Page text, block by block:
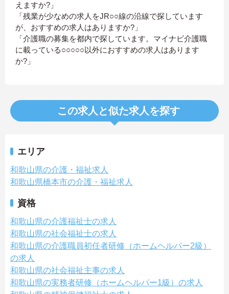
えますか?」
「残業が少なめの求人をJR○○線の沿線で探しています
が、おすすめの求人はありますか?」
「介護職の募集を都内で探しています。マイナビ介護職
に載っている○○○○○以外におすすめの求人はあります
か?」
この求人と似た求人を探す
エリア
和歌山県の介護・福祉求人
和歌山県橋本市の介護・福祉求人
資格
和歌山県の介護福祉士の求人
和歌山県の社会福祉士の求人
和歌山県の介護職員初任者研修（ホームヘルパー2級）
の求人
和歌山県の社会福祉主事の求人
和歌山県の実務者研修（ホームヘルパー1級）の求人